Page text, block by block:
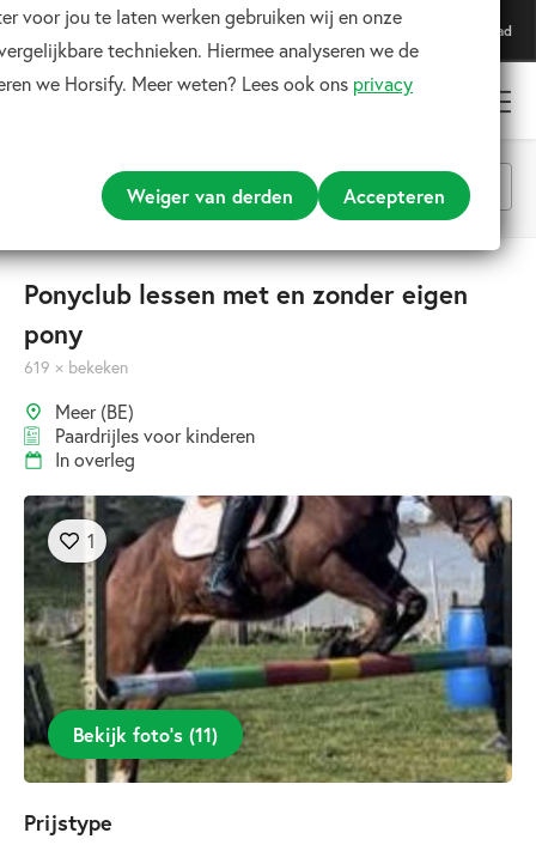
Download onze app
Voor de beste ervaring
Download
Alle categorieën
Ponyclub lessen met en zonder eigen
pony
619 × bekeken
Meer (BE)
Paardrijles voor kinderen
In overleg
Bekijk foto’s (11)
1
Prijstype
voor jou te laten werken gebruiken wij en onze
technieken. Hiermee analyseren we de
we Horsify. Meer weten? Lees ook ons privacy
Weiger van derden Accepteren